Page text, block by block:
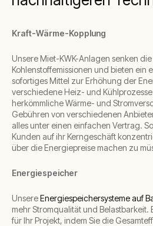
Kraft-Wärme-Kopplung
Unsere Miet-KWK-Anlagen senken die
Kohlenstoffemissionen und bieten ein
sofortiges Mittel zur Erhöhung der
verschiedene Heiz- und
herkömmliche Wärme- und
Gebühren von verschiedenen
alles unter einen einfachen Vertrag.
Kunden auf ihr Kerngeschäft
über die Energiepreise machen zu
Energiespeicher
UnsereEnergiespeichersysteme auf
mehr Stromqualität und Belastbarkeit.
für Ihr Projekt, indem Sie die